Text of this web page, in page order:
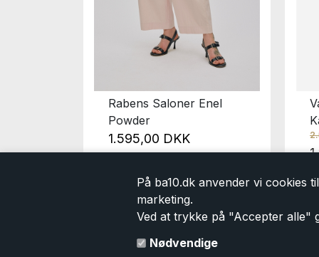
På ba10.dk anvender vi cookies
marketing.
Ved at trykke på "Accepter alle"
Nødvendige
Rabens Saloner Enel
Powder
1.595,00 DKK